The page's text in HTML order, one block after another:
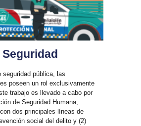
Seguridad
seguridad pública, las
poseen un rol exclusivamente
trabajo es llevado a cabo por
de Seguridad Humana,
dos principales líneas de
social del delito y (2)